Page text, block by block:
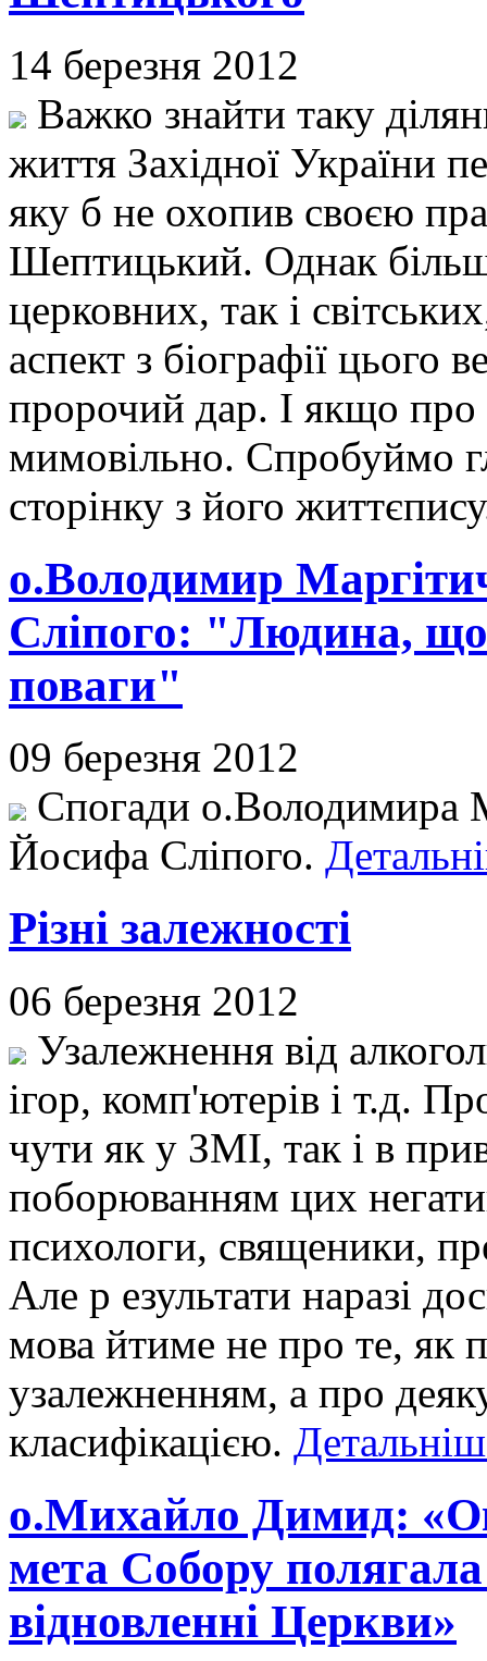
14 березня 2012
Важко знайти таку
життя Західної України
яку б не охопив своєю
Шептицький. Однак
церковних, так і
аспект з біографії цього
пророчий дар. І якщо про
мимовільно. Спробуймо
сторінку з його
о.Володимир
Сліпого: "Людина, що
поваги"
09 березня 2012
Спогади о.Володимира
Йосифа Сліпого.
Різні залежності
06 березня 2012
Узалежнення від
ігор, комп'ютерів і т.д.
чути як у ЗМІ, так і в
поборюванням цих
психологи, священики,
Але р езультати наразі
мова йтиме не про те, як
узалежненням, а про
класифікацією.
о.Михайло Димид:
мета Собору
відновленні Церкви»